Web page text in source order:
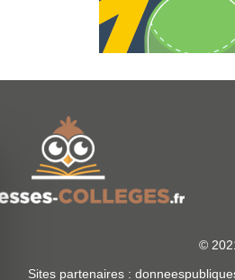
©
Sites partenaires :
cookie banner